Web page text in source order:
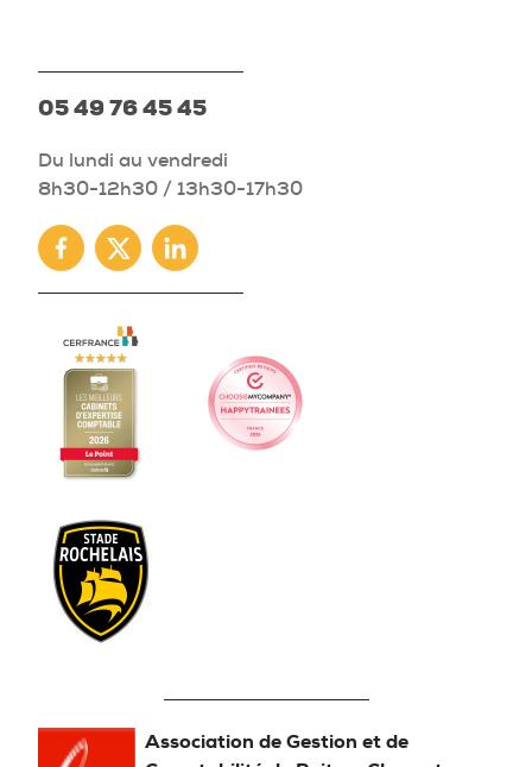
05 49 76 45 45
Du lundi au vendredi
8h30-12h30 / 13h30-17h30
Facebook
TwitterLinkedin
Association de Gestion et de